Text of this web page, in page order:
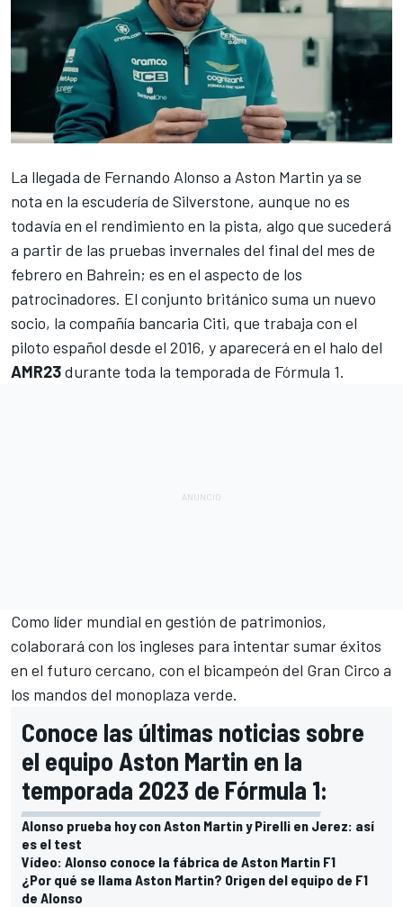
La llegada de Fernando Alonso a Aston Martin ya se
nota en la escudería de Silverstone, aunque no es
todavía en el rendimiento en la pista, algo que sucederá
a partir de las pruebas invernales del final del mes de
febrero en Bahrein; es en el aspecto de los
patrocinadores. El conjunto británico suma un nuevo
socio, la compañía bancaria Citi, que trabaja con el
piloto español desde el 2016, y aparecerá en el halo del
AMR23durante toda la temporada de Fórmula 1.
Como líder mundial en gestión de patrimonios,
colaborará con los ingleses para intentar sumar éxitos
en el futuro cercano, con el bicampeón del Gran Circo a
los mandos del monoplaza verde.
Conoce las últimas noticias sobre
el equipo Aston Martin en la
temporada 2023 de Fórmula 1:
Alonso prueba hoy con Aston Martin y Pirelli en Jerez: así
es el test
Vídeo: Alonso conoce la fábrica de Aston Martin F1
¿Por qué se llama Aston Martin? Origen del equipo de F1
de Alonso